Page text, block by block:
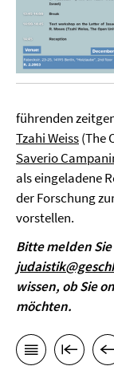
führenden
Tzahi Weiss(The
Saverio
als eingeladene
der Forschung
vorstellen.
Bitte melden
wissen, ob Sie
möchten.